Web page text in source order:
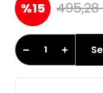
%15 495,28